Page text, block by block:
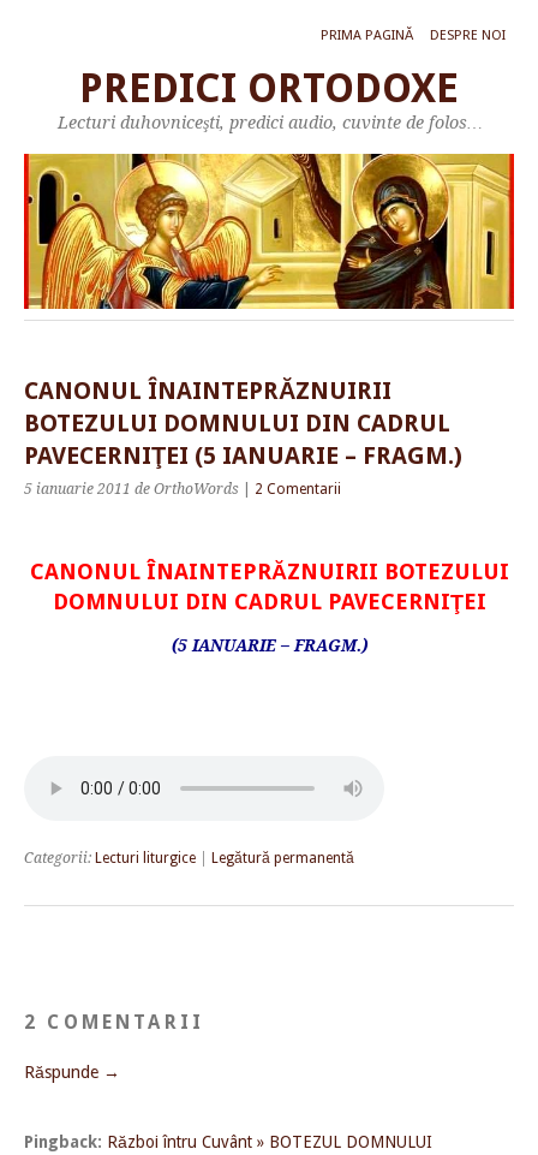
PRIMA PAGINĂ DESPRE NOI
PREDICI ORTODOXE
Lecturi duhovniceşti, predici audio, cuvinte de folos…
CANONUL ÎNAINTEPRĂZNUIRII
BOTEZULUI DOMNULUI DIN CADRUL
PAVECERNIŢEI (5 IANUARIE – FRAGM.)
5 ianuarie 2011 de OrthoWords 2 Comentarii
CANONUL ÎNAINTEPRĂZNUIRII BOTEZULUI
DOMNULUI DIN CADRUL PAVECERNIŢEI
(5 IANUARIE – FRAGM.)
Categorii: Lecturi liturgice Legătură permanentă
2 COMENTARII
Răspunde →
Pingback: Război întru Cuvânt » BOTEZUL DOMNULUI